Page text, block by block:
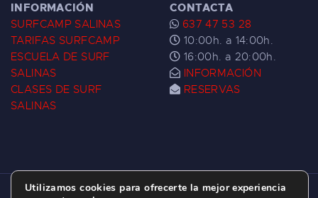
INFORMACIÓN
SURFCAMP SALINAS
TARIFAS SURFCAMP
ESCUELA DE SURF
SALINAS
CLASES DE SURF
SALINAS
CONTACTA
637 47 53 28
10:00h. a 14:00h.
16:00h. a 20:00h.
INFORMACIÓN
RESERVAS
Utilizamos cookies para ofrecerte la mejor experiencia